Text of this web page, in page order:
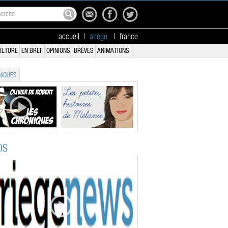
accueil ariège france
EN BREF OPINIONS BRÈVES ANIMATIONS